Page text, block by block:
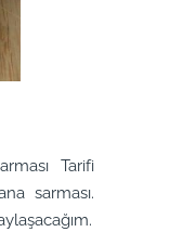
Tarifi
sarması.